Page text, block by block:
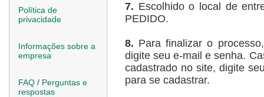
Política de
privacidade
Informações sobre a
empresa
FAQ / Perguntas e
respostas
7. Escolhido o local de
PEDIDO.
8. Para finalizar o
digite seu e-mail e senha.
cadastrado no site, digite
para se cadastrar.